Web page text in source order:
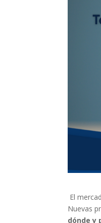
El
Nuevas
dónde y